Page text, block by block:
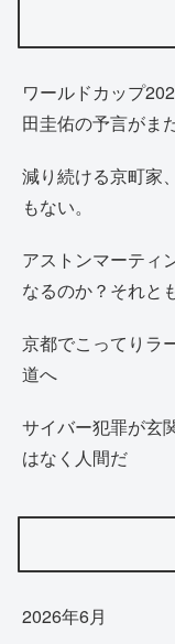
ワールドカップ
田圭佑の予言がま
減り続ける京町家
もない。
アストンマーティ
なるのか？それと
京都でこってりラ
道へ
サイバー犯罪が
はなく人間だ
2026年6月